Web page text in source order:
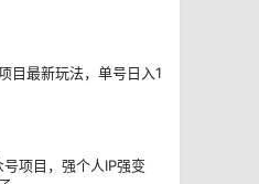
目最新玩法，单号日入1
项目，强个人IP强变